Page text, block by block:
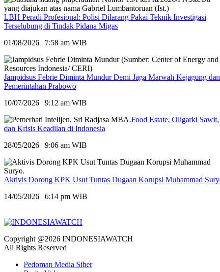
LBH Peradi Profesional: Polisi Dilarang Pakai Teknik Investigasi
Terselubung di Tindak Pidana Migas
01/08/2026 | 7:58 am WIB
Jampidsus Febrie Diminta Mundur Demi Jaga Marwah Kejagung dan
Pemerintahan Prabowo
10/07/2026 | 9:12 am WIB
Food Estate, Oligarki Sawit,
dan Krisis Keadilan di Indonesia
28/05/2026 | 9:06 am WIB
Aktivis Dorong KPK Usut Tuntas Dugaan Korupsi Muhammad
14/05/2026 | 6:14 pm WIB
Copyright @2026 INDONESIAWATCH
All Rights Reserved
Pedoman Media Siber